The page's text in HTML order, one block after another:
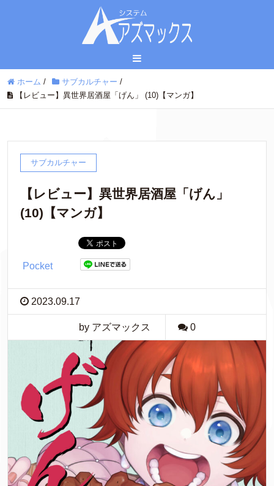
ホーム / サブカルチャー /
【レビュー】異世界居酒屋「げん」 (10)【マンガ】
サブカルチャー
【レビュー】異世界居酒屋「げん」
(10)【マンガ】
Pocket
2023.09.17
by アズマックス 0